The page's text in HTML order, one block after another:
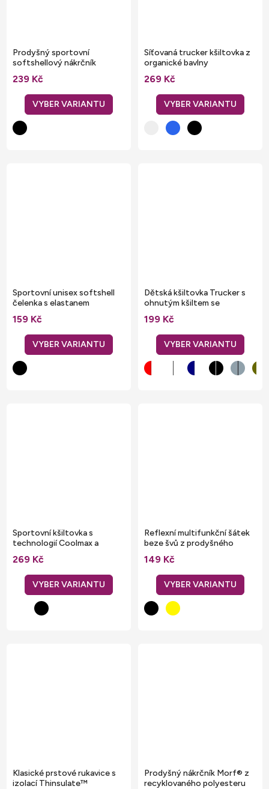
Prodyšný sportovní
softshellový nákrčník
239 Kč
Síťovaná trucker kšiltovka z
organické bavlny
269 Kč
Sportovní unisex softshell
čelenka s elastanem
159 Kč
Dětská kšiltovka Trucker s
ohnutým kšiltem se
snapback zapínáním
199 Kč
Sportovní kšiltovka s
technologií Coolmax a
zvýšenou viditelností
269 Kč
Reflexní multifunkční šátek
beze švů z prodyšného
materiálu
149 Kč
Klasické prstové rukavice s
izolací Thinsulate™
Prodyšný nákrčník Morf® z
recyklovaného polyesteru